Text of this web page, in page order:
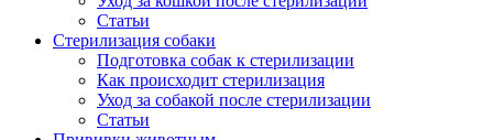
Статьи
Стерилизация собаки
Подготовка собак к стерилизации
Как происходит стерилизация
Уход за собакой после стерилизации
Статьи